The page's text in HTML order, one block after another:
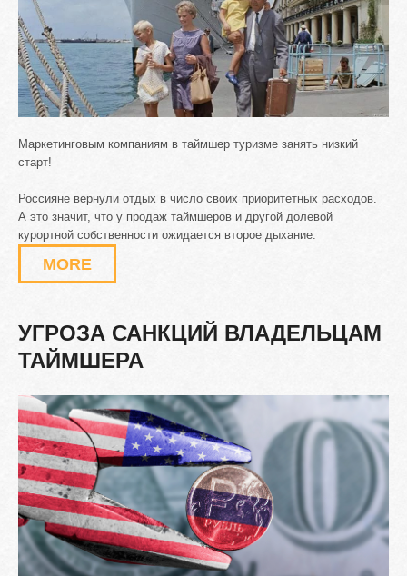
Маркетинговым компаниям в таймшер туризме занять низкий
старт!
Россияне вернули отдых в число своих приоритетных расходов.
А это значит, что у продаж таймшеров и другой долевой
курортной собственности ожидается второе дыхание.
MORE
УГРОЗА САНКЦИЙ ВЛАДЕЛЬЦАМ
ТАЙМШЕРА